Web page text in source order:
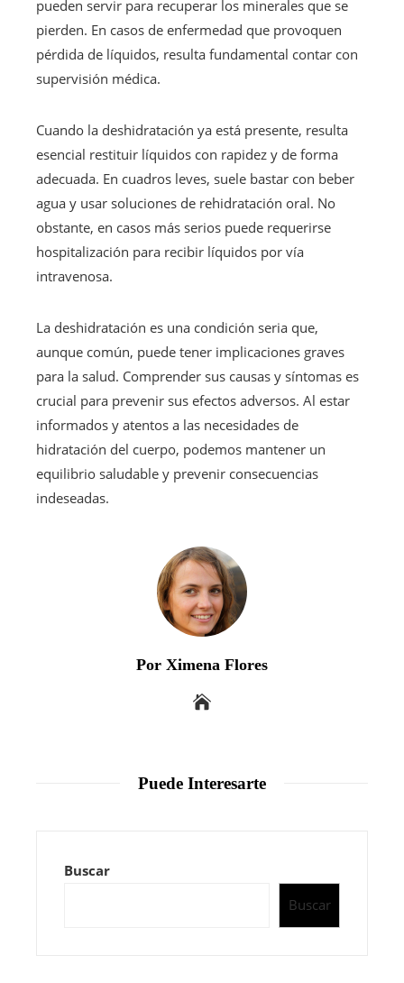
pueden servir para recuperar los minerales que se
pierden. En casos de enfermedad que provoquen
pérdida de líquidos, resulta fundamental contar con
supervisión médica.
Cuando la deshidratación ya está presente, resulta
esencial restituir líquidos con rapidez y de forma
adecuada. En cuadros leves, suele bastar con beber
agua y usar soluciones de rehidratación oral. No
obstante, en casos más serios puede requerirse
hospitalización para recibir líquidos por vía
intravenosa.
La deshidratación es una condición seria que,
aunque común, puede tener implicaciones graves
para la salud. Comprender sus causas y síntomas es
crucial para prevenir sus efectos adversos. Al estar
informados y atentos a las necesidades de
hidratación del cuerpo, podemos mantener un
equilibrio saludable y prevenir consecuencias
indeseadas.
Por Ximena Flores
Puede Interesarte
Buscar
Buscar